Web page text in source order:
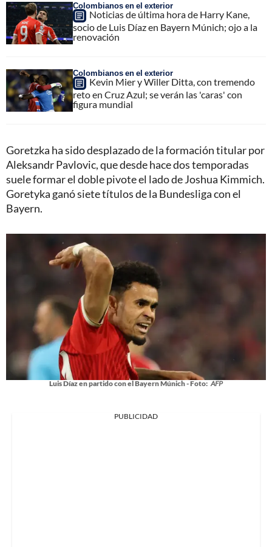
Colombianos en el exterior
Noticias de última hora de Harry Kane,
socio de Luis Díaz en Bayern Múnich; ojo a la
renovación
Colombianos en el exterior
Kevin Mier y Willer Ditta, con tremendo
reto en Cruz Azul; se verán las 'caras' con
figura mundial
Goretzka ha sido desplazado de la formación titular por
Aleksandr Pavlovic, que desde hace dos temporadas
suele formar el doble pivote el lado de Joshua Kimmich.
Goretyka ganó siete títulos de la Bundesliga con el
Bayern.
Luis Díaz en partido con el Bayern Múnich - Foto: AFP
PUBLICIDAD